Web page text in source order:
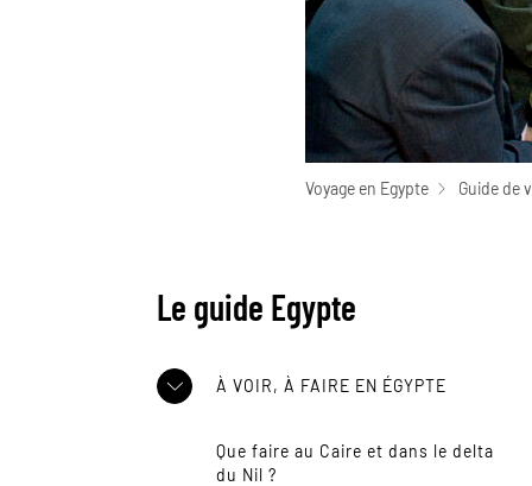
Voyage en Egypte Guide de
Le guide Egypte
À VOIR, À FAIRE EN ÉGYPTE
Que faire au Caire et dans le delta
du Nil ?